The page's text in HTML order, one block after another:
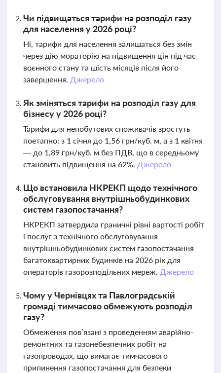
Чи підвищаться тарифи на розподіл газу
для населення у 2026 році?
Ні, тарифи для населення залишаться без змін
через дію мораторію на підвищення цін під час
воєнного стану та шість місяців після його
завершення. Джерело
Як зміняться тарифи на розподіл газу для
бізнесу у 2026 році?
Тарифи для непобутових споживачів зростуть
поетапно: з 1 січня до 1,56 грн/куб. м, а з 1 квітня
— до 1,89 грн/куб. м без ПДВ, що в середньому
становить підвищення на 62%. Джерело
Що встановила НКРЕКП щодо технічного
обслуговування внутрішньобудинкових
систем газопостачання?
НКРЕКП затвердила граничні рівні вартості робіт
і послуг з технічного обслуговування
внутрішньобудинкових систем газопостачання
багатоквартирних будинків на 2026 рік для
операторів газорозподільних мереж. Джерело
Чому у Чернівцях та Павлоградській
громаді тимчасово обмежують розподіл
газу?
Обмеження пов’язані з проведенням аварійно-
ремонтних та газонебезпечних робіт на
газопроводах, що вимагає тимчасового
припинення газопостачання для безпеки